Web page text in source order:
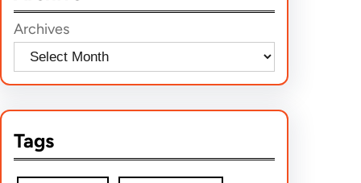
h
Archives
Tags